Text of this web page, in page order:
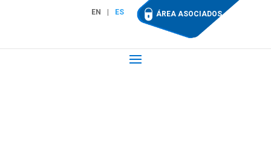
EN ES ÁREA ASOCIADOS